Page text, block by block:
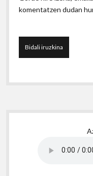
komentatzen dudan
Sidebar